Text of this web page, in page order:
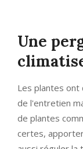
Une
Les plantes ont
de l'entretien
de plantes
certes,